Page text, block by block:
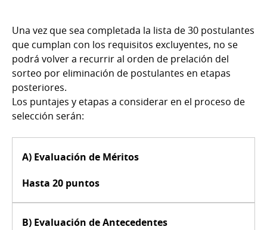
Una vez que sea completada la lista de 30 postulantes
que cumplan con los requisitos excluyentes, no se
podrá volver a recurrir al orden de prelación del
sorteo por eliminación de postulantes en etapas
posteriores.
Los puntajes y etapas a considerar en el proceso de
selección serán:
A) Evaluación de Méritos
Hasta 20 puntos
B) Evaluación de Antecedentes